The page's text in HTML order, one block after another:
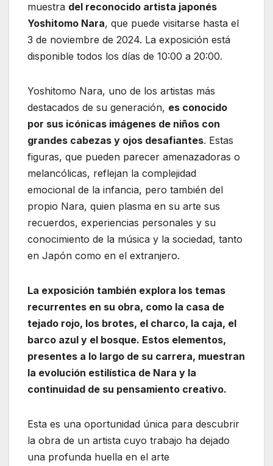
muestra del reconocido artista japonés
Yoshitomo Nara, que puede visitarse hasta el
3 de noviembre de 2024. La exposición está
disponible todos los días de 10:00 a 20:00.
Yoshitomo Nara, uno de los artistas más
destacados de su generación, es conocido
por sus icónicas imágenes de niños con
grandes cabezas y ojos desafiantes. Estas
figuras, que pueden parecer amenazadoras o
melancólicas, reflejan la complejidad
emocional de la infancia, pero también del
propio Nara, quien plasma en su arte sus
recuerdos, experiencias personales y su
conocimiento de la música y la sociedad, tanto
en Japón como en el extranjero.
La exposición también explora los temas
recurrentes en su obra, como la casa de
tejado rojo, los brotes, el charco, la caja, el
barco azul y el bosque. Estos elementos,
presentes a lo largo de su carrera, muestran
la evolución estilística de Nara y la
continuidad de su pensamiento creativo.
Esta es una oportunidad única para descubrir
la obra de un artista cuyo trabajo ha dejado
una profunda huella en el arte